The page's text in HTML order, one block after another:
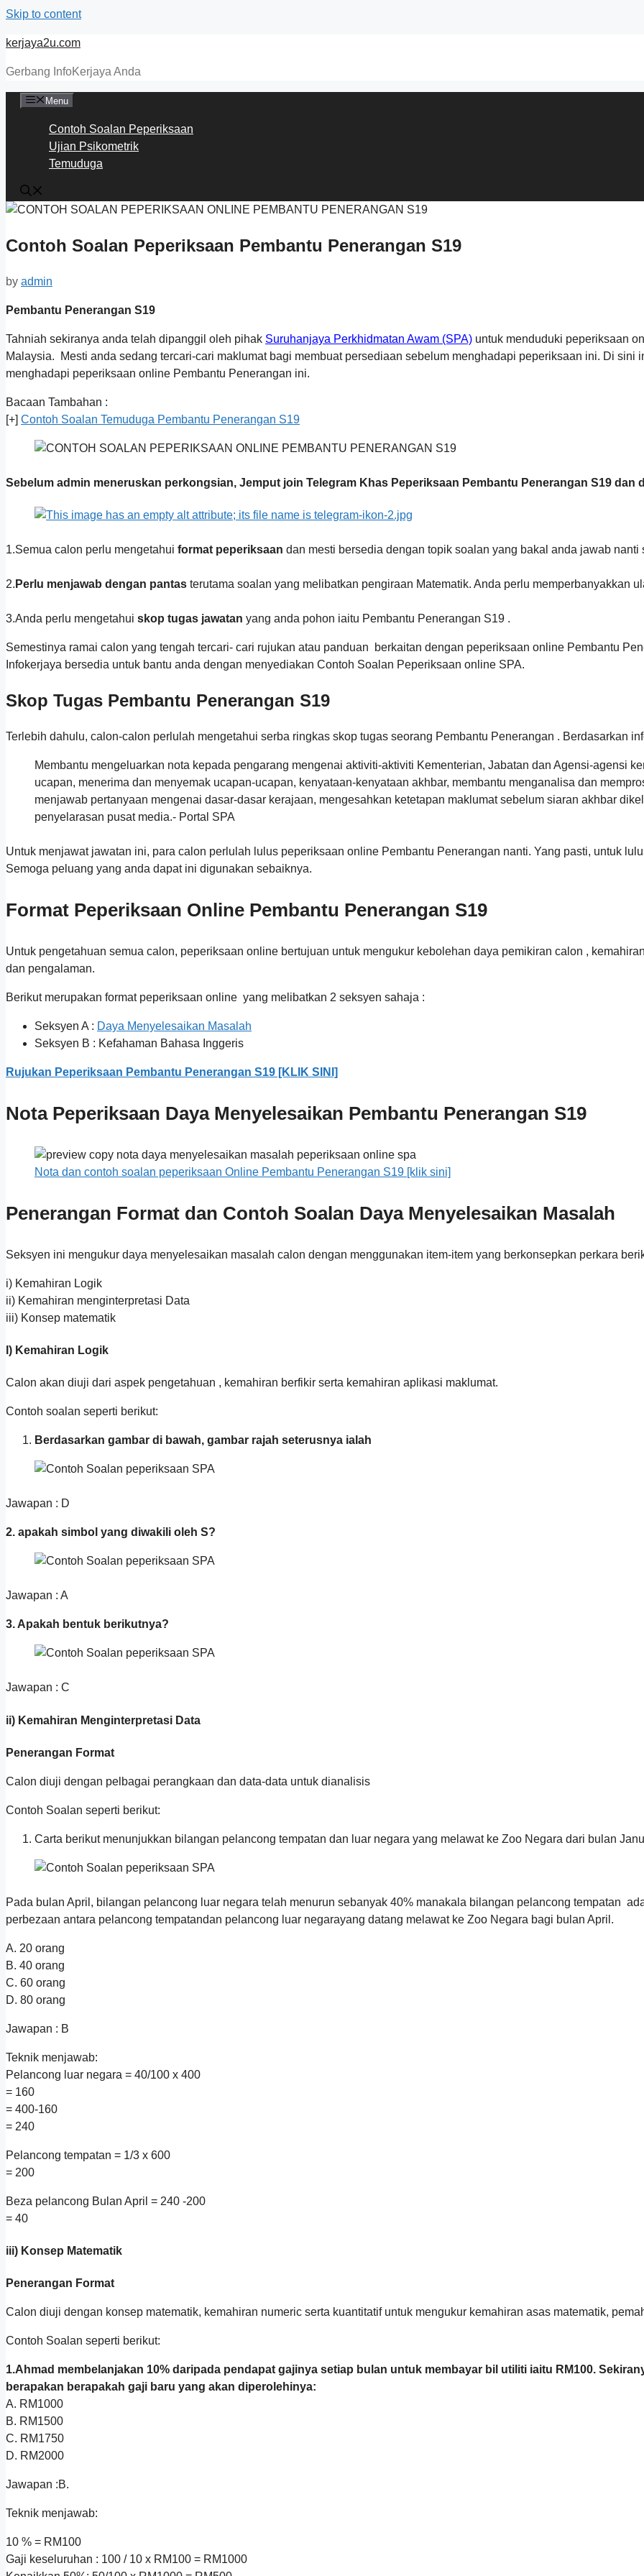
Skip to content
kerjaya2u.com
Gerbang InfoKerjaya Anda
Menu
Contoh Soalan Peperiksaan
Ujian Psikometrik
Temuduga
Contoh Soalan Peperiksaan Pembantu Penerangan S19
by admin
Pembantu Penerangan S19
Tahniah sekiranya anda telah dipanggil oleh pihak Suruhanjaya Perkhidmatan Awam (SPA) untuk menduduki peperiksaan
Malaysia. Mesti anda sedang tercari-cari maklumat bagi membuat persediaan sebelum menghadapi peperiksaan ini. Di
menghadapi peperiksaan online Pembantu Penerangan ini.
Bacaan Tambahan :
[+] Contoh Soalan Temuduga Pembantu Penerangan S19
Sebelum admin meneruskan perkongsian, Jemput join Telegram Khas Peperiksaan Pembantu Penerangan S19
1.Semua calon perlu mengetahui format peperiksaan dan mesti bersedia dengan topik soalan yang bakal anda jawab nanti
2. Perlu menjawab dengan pantas terutama soalan yang melibatkan pengiraan Matematik. Anda perlu memperbanyakkan
3.Anda perlu mengetahui skop tugas jawatan yang anda pohon iaitu Pembantu Penerangan S19 .
Semestinya ramai calon yang tengah tercari- cari rujukan atau panduan berkaitan dengan peperiksaan online Pembantu
Infokerjaya bersedia untuk bantu anda dengan menyediakan Contoh Soalan Peperiksaan online SPA.
Skop Tugas Pembantu Penerangan S19
Terlebih dahulu, calon-calon perlulah mengetahui serba ringkas skop tugas seorang Pembantu Penerangan . Berdasarkan
Membantu mengeluarkan nota kepada pengarang mengenai aktiviti-aktiviti Kementerian, Jabatan dan Agensi-agensi
ucapan, menerima dan menyemak ucapan-ucapan, kenyataan-kenyataan akhbar, membantu menganalisa dan
menjawab pertanyaan mengenai dasar-dasar kerajaan, mengesahkan ketetapan maklumat sebelum siaran akhbar
penyelarasan pusat media.- Portal SPA
Untuk menjawat jawatan ini, para calon perlulah lulus peperiksaan online Pembantu Penerangan nanti. Yang pasti, untuk
Semoga peluang yang anda dapat ini digunakan sebaiknya.
Format Peperiksaan Online Pembantu Penerangan S19
Untuk pengetahuan semua calon, peperiksaan online bertujuan untuk mengukur kebolehan daya pemikiran calon ,
dan pengalaman.
Berikut merupakan format peperiksaan online yang melibatkan 2 seksyen sahaja :
Seksyen A : Daya Menyelesaikan Masalah
Seksyen B : Kefahaman Bahasa Inggeris
Rujukan Peperiksaan Pembantu Penerangan S19 [KLIK SINI]
Nota Peperiksaan Daya Menyelesaikan Pembantu Penerangan S19
Nota dan contoh soalan peperiksaan Online Pembantu Penerangan S19 [klik sini]
Penerangan Format dan Contoh Soalan Daya Menyelesaikan Masalah
Seksyen ini mengukur daya menyelesaikan masalah calon dengan menggunakan item-item yang berkonsepkan perkara
i) Kemahiran Logik
ii) Kemahiran menginterpretasi Data
iii) Konsep matematik
I) Kemahiran Logik
Calon akan diuji dari aspek pengetahuan , kemahiran berfikir serta kemahiran aplikasi maklumat.
Contoh soalan seperti berikut:
Berdasarkan gambar di bawah, gambar rajah seterusnya ialah
Jawapan : D
2. apakah simbol yang diwakili oleh S?
Jawapan : A
3. Apakah bentuk berikutnya?
Jawapan : C
ii) Kemahiran Menginterpretasi Data
Penerangan Format
Calon diuji dengan pelbagai perangkaan dan data-data untuk dianalisis
Contoh Soalan seperti berikut:
Carta berikut menunjukkan bilangan pelancong tempatan dan luar negara yang melawat ke Zoo Negara dari bulan
Pada bulan April, bilangan pelancong luar negara telah menurun sebanyak 40% manakala bilangan pelancong tempatan
perbezaan antara pelancong tempatandan pelancong luar negarayang datang melawat ke Zoo Negara bagi bulan April.
A. 20 orang
B. 40 orang
C. 60 orang
D. 80 orang
Jawapan : B
Teknik menjawab:
Pelancong luar negara = 40/100 x 400
= 160
= 400-160
= 240
Pelancong tempatan = 1/3 x 600
= 200
Beza pelancong Bulan April = 240 -200
= 40
iii) Konsep Matematik
Penerangan Format
Calon diuji dengan konsep matematik, kemahiran numeric serta kuantitatif untuk mengukur kemahiran asas matematik,
Contoh Soalan seperti berikut:
1.Ahmad membelanjakan 10% daripada pendapat gajinya setiap bulan untuk membayar bil utiliti iaitu RM100.
berapakan berapakah gaji baru yang akan diperolehinya:
A. RM1000
B. RM1500
C. RM1750
D. RM2000
Jawapan :B.
Teknik menjawab:
10 % = RM100
Gaji keseluruhan : 100 / 10 x RM100 = RM1000